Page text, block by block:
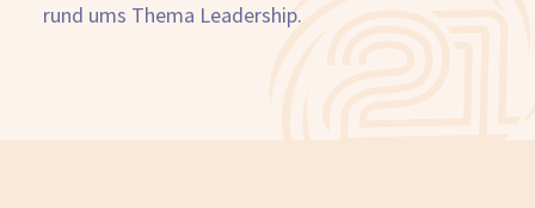
rund ums Thema Leadership.